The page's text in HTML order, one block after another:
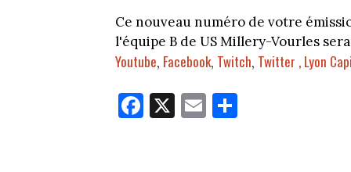
Ce nouveau numéro de votre
l'équipe B de US Millery-Vourles
Youtube, Facebook, Twitch, Twitter , Lyon
Fa
ce
X E
m